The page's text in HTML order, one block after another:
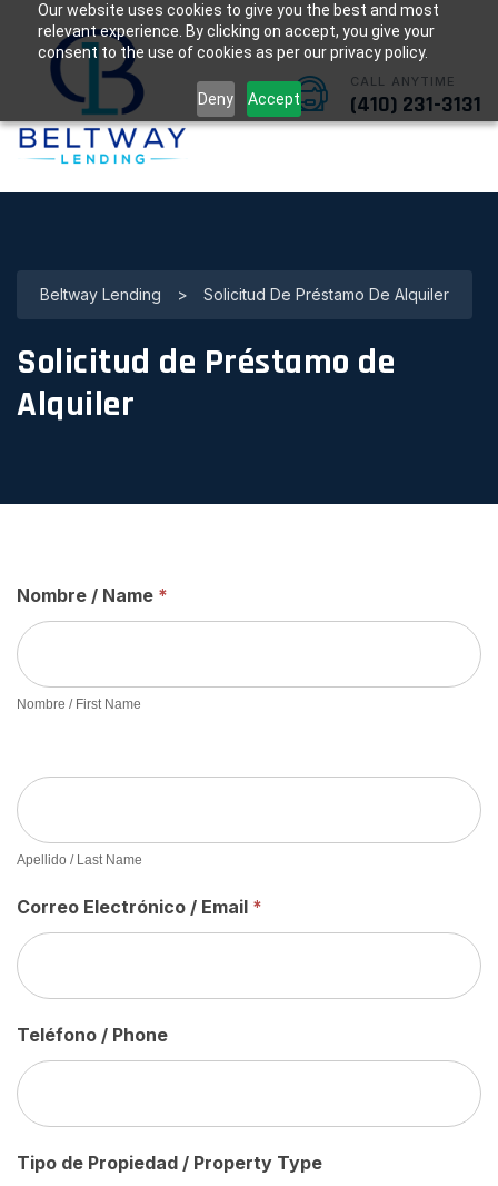
Our website uses cookies to give you the best and most
relevant experience. By clicking on accept, you give your
consent to the use of cookies as per our privacy policy.
Deny Accept
CALL ANYTIME
(410) 231-3131
Beltway Lending > Solicitud De Préstamo De Alquiler
Solicitud de Préstamo de
Alquiler
Rental
Loan
Application
Spanish
Nombre / Name *
Nombre / First Name
Apellido / Last Name
Correo Electrónico / Email *
Teléfono / Phone
Tipo de Propiedad / Property Type
If you
are
human,
leave
this